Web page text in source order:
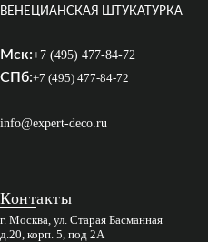
ВЕНЕЦИАНСКАЯ ШТУКАТУРКА
Мск:+7 (495) 477-84-72
СПб:+7 (495) 477-84-72
info@expert-deco.ru
Контакты
г. Москва, ул. Старая Басманная
д.20, корп. 5, под 2А